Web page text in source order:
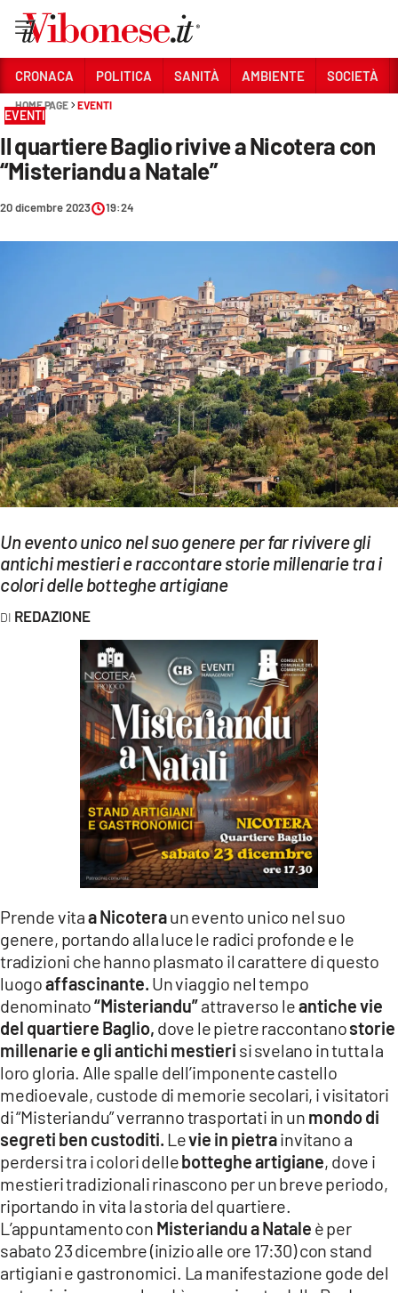
Sezioni
CRONACA
POLITICA
SANITÀ
CULTURA
ECONOMIA E LAVORO
EVENTI
SPORT
Streaming
LAC NETWORK
LACPLAY.IT
LACONAIR.IT
LACITYMAG.IT
ILREGGINO.IT
ILVIBONESE.IT
CATANZAROCHANNEL.IT
LACAPITALENEWS.IT
App
ANDROID
APPLE
CRONACA POLITICA SANITÀ AMBIENTE SOCIETÀ
HOME PAGE EVENTI
EVENTI
Il quartiere Baglio rivive a Nicotera con
“Misteriandu a Natale”
20 dicembre 2023 19:24
Un evento unico nel suo genere per far rivivere gli
antichi mestieri e raccontare storie millenarie tra i
colori delle botteghe artigiane
REDAZIONE
Prende vitaa Nicoteraun evento unico nel suo
genere, portando alla luce le radici profonde e le
tradizioni che hanno plasmato il carattere di questo
luogoaffascinante. Un viaggio nel tempo
denominato“Misteriandu”attraverso leantiche vie
del quartiere Baglio, dove le pietre raccontanostorie
millenarie e gli antichi mestieri si svelano in tutta la
loro gloria. Alle spalle dell’imponente castello
medioevale, custode di memorie secolari, i visitatori
di “Misteriandu” verranno trasportati in un mondo di
segreti ben custoditi. Levie in pietrainvitano a
perdersi tra i colori dellebotteghe artigiane, dove i
mestieri tradizionali rinascono per un breve periodo,
riportando in vita la storia del quartiere.
L’appuntamento con Misteriandu a Natale è per
sabato 23 dicembre (inizio alle ore 17:30) con stand
artigiani e gastronomici. La manifestazione gode del